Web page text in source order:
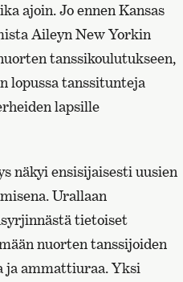
ajoin. Jo ennen Kansas
Aileyn New Yorkin
tanssikoulutukseen,
lopussa tanssitunteja
lapsille
näkyi ensisijaisesti uusien
Urallaan
tietoiset
nuorten tanssijoiden
ja ammattiuraa. Yksi